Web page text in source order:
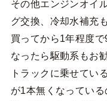
その他エンジンオイ
グ交換、冷却水補充
買ってから1年程度
なったら駆動系もお
トラックに乗せてい
が1本無くなっている